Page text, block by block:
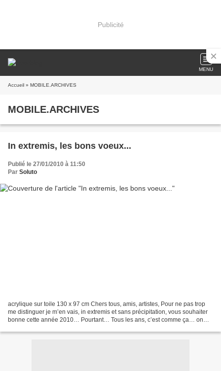
Publicité
MENU
Accueil » MOBILE.ARCHIVES
MOBILE.ARCHIVES
In extremis, les bons voeux...
Publié le 27/01/2010 à 11:50
Par Soluto
acrylique sur toile 130 x 97 cm Chers tous, amis, artistes, Pour ne pas trop
me distinguer je m’en vais, in extremis et sans précipitation, vous souhaiter
bonne cette année 2010… Pourtant… Tous les ans, c’est comme ça… on